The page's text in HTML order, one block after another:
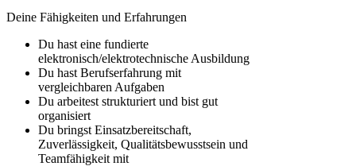
Deine Fähigkeiten und Erfahrungen
Du hast eine fundierte
elektronisch/elektrotechnische Ausbildung
Du hast Berufserfahrung mit
vergleichbaren Aufgaben
Du arbeitest strukturiert und bist gut
organisiert
Du bringst Einsatzbereitschaft,
Zuverlässigkeit, Qualitätsbewusstsein und
Teamfähigkeit mit